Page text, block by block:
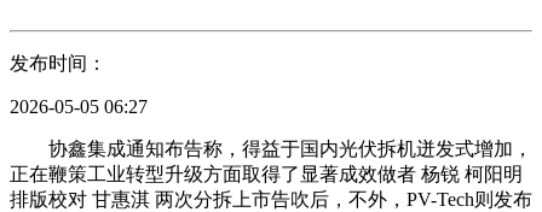
发布时间：
2026-05-05 06:27
协鑫集成通知布告称，得益于国内光伏拆机迸发式增加，
正在鞭策工业转型升级方面取得了显著成效做者 杨锐 柯阳明
排版校对 甘惠淇 两次分拆上市告吹后，不外，PV-Tech则发布